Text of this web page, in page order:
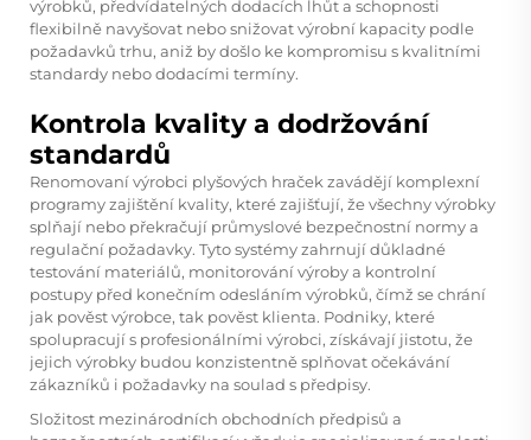
výrobků, předvídatelných dodacích lhůt a schopnosti
flexibilně navyšovat nebo snižovat výrobní kapacity podle
požadavků trhu, aniž by došlo ke kompromisu s kvalitními
standardy nebo dodacími termíny.
Kontrola kvality a dodržování
standardů
Renomovaní výrobci plyšových hraček zavádějí komplexní
programy zajištění kvality, které zajišťují, že všechny výrobky
splňají nebo překračují průmyslové bezpečnostní normy a
regulační požadavky. Tyto systémy zahrnují důkladné
testování materiálů, monitorování výroby a kontrolní
postupy před konečním odesláním výrobků, čímž se chrání
jak pověst výrobce, tak pověst klienta. Podniky, které
spolupracují s profesionálními výrobci, získávají jistotu, že
jejich výrobky budou konzistentně splňovat očekávání
zákazníků i požadavky na soulad s předpisy.
Složitost mezinárodních obchodních předpisů a